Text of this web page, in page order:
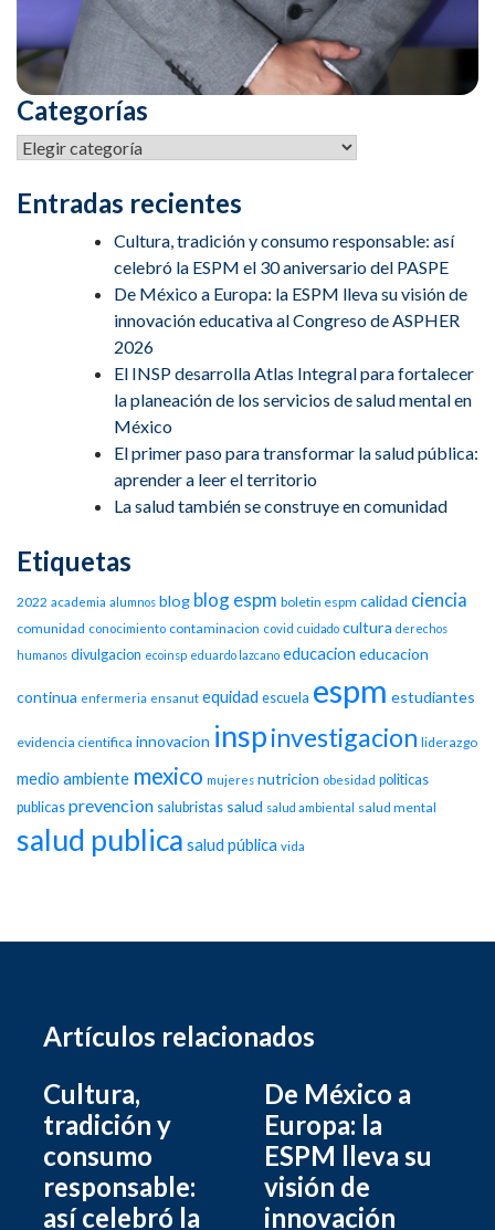
Categorías
Entradas recientes
Cultura, tradición y consumo responsable: así
celebró la ESPM el 30 aniversario del PASPE
De México a Europa: la ESPM lleva su visión de
innovación educativa al Congreso de ASPHER
2026
El INSP desarrolla Atlas Integral para fortalecer
la planeación de los servicios de salud mental en
México
El primer paso para transformar la salud pública:
aprender a leer el territorio
La salud también se construye en comunidad
Etiquetas
2022 academia alumnos blog blog espm boletin espm calidad ciencia
comunidad conocimiento contaminacion covid cuidado cultura derechos
humanos divulgacion ecoinsp eduardo lazcano educacion educacion
continua enfermeria ensanut equidad escuela espm estudiantes
evidencia cientifica innovacion inspinvestigacion liderazgo
medio ambiente mexico mujeres nutricion obesidad politicas
publicas prevencion salubristas salud salud ambiental salud mental
salud publica salud pública vida
Artículos relacionados
Cultura,
tradición y
consumo
responsable:
así celebró la
De México a
Europa: la
ESPM lleva su
visión de
innovación